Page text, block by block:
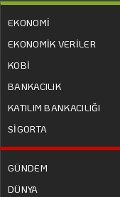
EKONOMİ
EKONOMİK VERİLER
KOBİ
BANKACILIK
KATILIM BANKACILIĞI
SİGORTA
GÜNDEM
DÜNYA